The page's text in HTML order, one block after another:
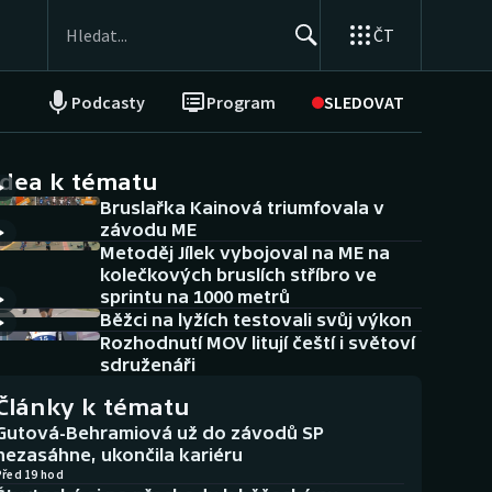
ČT
Podcasty Program SLEDOVAT
NEPŘEHLÉDNĚTE
Historické návraty
Aplikace ČT sport
AZ kvíz
k tématu
Bruslařka Kainová triumfovala v
závodu ME
Metoděj Jílek vybojoval na ME na
kolečkových bruslích stříbro ve
sprintu na 1000 metrů
Běžci na lyžích testovali svůj výkon
Rozhodnutí MOV litují čeští i světoví
sdruženáři
k tématu
Behramiová už do závodů SP
ukončila kariéru
19 hod